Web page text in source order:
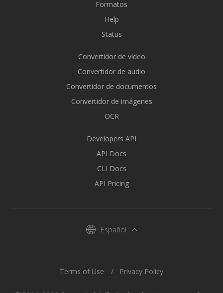
Formatos
Help
Status
Convertidor de vídeo
Convertidor de audio
Convertidor de documentos
Convertidor de imágenes
OCR
Developers API
API Docs
CLI Docs
API Pricing
Español
Terms of Use Privacy Policy